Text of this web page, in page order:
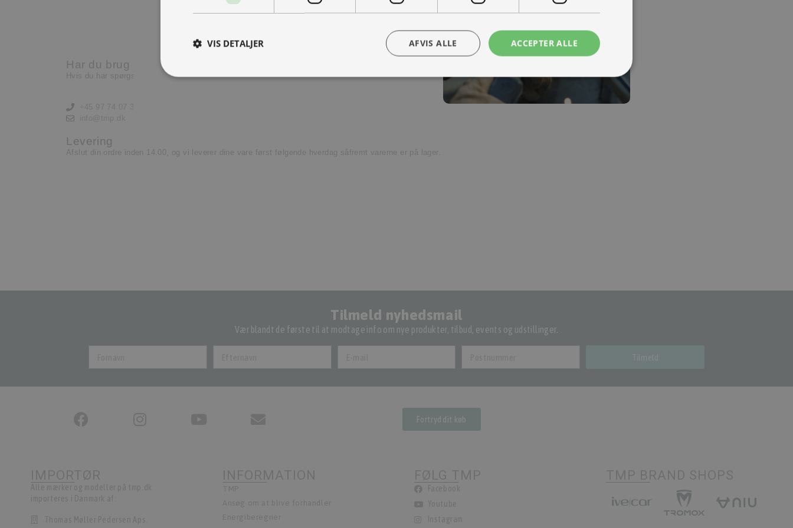
Kontakt os
Har du brug for hjælp?
Hvis du har spørgsmål eller har brug for hjælp, kontakt venligst kundeservice.
Levering
Afslut din ordre inden 14.00, og vi leverer dine vare først følgende hverdag såfremt varerne er på lager.
Tilmeld nyhedsmail
Vær blandt de første til at modtage info om nye produkter, tilbud, events og udstillinger.
Tilmeld
Fortryd dit køb
ACCEPTER ALLE
AFVIS ALLE
VIS DETALJER